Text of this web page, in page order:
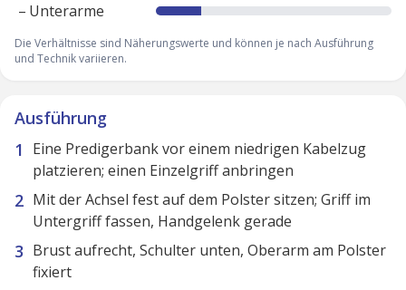
– Unterarme
Die Verhältnisse sind Näherungswerte und können je nach Ausführung
und Technik variieren.
Ausführung
Eine Predigerbank vor einem niedrigen Kabelzug
platzieren; einen Einzelgriff anbringen
Mit der Achsel fest auf dem Polster sitzen; Griff im
Untergriff fassen, Handgelenk gerade
Brust aufrecht, Schulter unten, Oberarm am Polster
fixiert